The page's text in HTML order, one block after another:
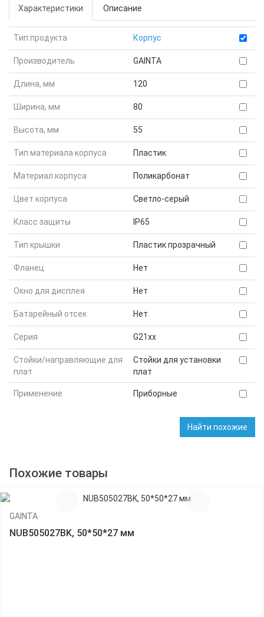
Характеристики Описание
Тип продукта Корпус
Производитель GAINTA
Длина, мм 120
Ширина, мм 80
Высота, мм 55
Тип материала корпуса Пластик
Материал корпуса Поликарбонат
Цвет корпуса Светло-серый
Класс защиты IP65
Тип крышки Пластик прозрачный
Фланец Нет
Окно для дисплея Нет
Батарейный отсек Нет
Серия G21xx
Стойки/направляющие для
плат
Стойки для установки
плат
Применение Приборные
Найти похожие
Похожие товары
GAINTA
NUB505027BK, 50*50*27 мм